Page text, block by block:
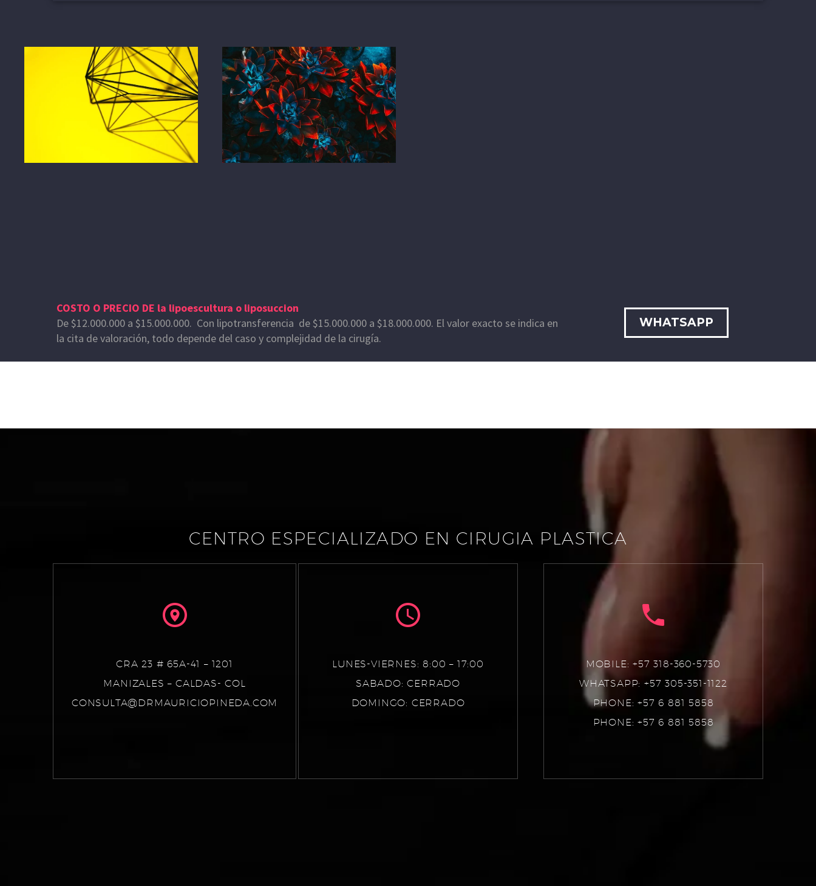
COSTO O PRECIO DE la lipoescultura o liposuccion
De $12.000.000 a $15.000.000. Con lipotransferencia de $15.000.000 a $18.000.000. El valor exacto se indica en
la cita de valoración, todo depende del caso y complejidad de la cirugía.
WHATSAPP
CENTRO ESPECIALIZADO EN CIRUGIA PLASTICA
CRA 23 # 65A-41 – 1201
MANIZALES – CALDAS- COL
CONSULTA@DRMAURICIOPINEDA.COM
LUNES-VIERNES: 8:00 – 17:00
SABADO: CERRADO
DOMINGO: CERRADO
MOBILE: +57 318-360-5730
WHATSAPP: +57 305-351-1122
PHONE: +57 6 881 5858
PHONE: +57 6 881 5858